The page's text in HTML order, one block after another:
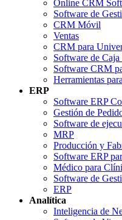
Online CRM
Software de
CRM Móvil
Ventas
CRM para
Software de Caja
Software CRM
Herramientas
ERP
Software ERP
Gestión de
Software de
MRP
Producción y
Software ERP
Médico para
Software de
ERP
Analítica
Inteligencia de